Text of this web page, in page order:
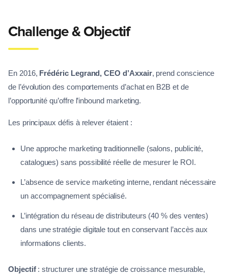
Challenge & Objectif
En 2016, Frédéric Legrand, CEO d’Axxair, prend conscience
de l’évolution des comportements d’achat en B2B et de
l’opportunité qu’offre l’inbound marketing.
Les principaux défis à relever étaient :
Une approche marketing traditionnelle (salons, publicité,
catalogues) sans possibilité réelle de mesurer le ROI.
L’absence de service marketing interne, rendant nécessaire
un accompagnement spécialisé.
L’intégration du réseau de distributeurs (40 % des ventes)
dans une stratégie digitale tout en conservant l’accès aux
informations clients.
Objectif: structurer une stratégie de croissance mesurable,